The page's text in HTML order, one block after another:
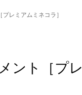
レミアムミネコラ］
ント［プレ